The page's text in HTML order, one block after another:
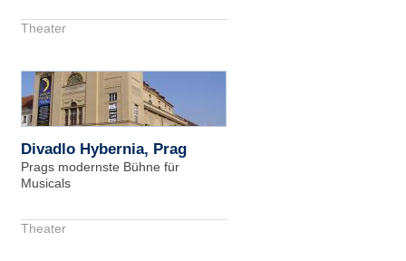
Theater
Divadlo Hybernia, Prag
Prags modernste Bühne für
Musicals
Theater